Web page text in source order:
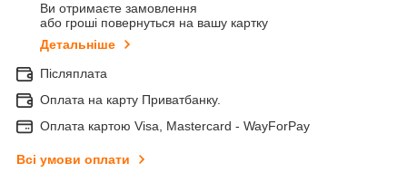
Ви отримаєте замовлення
або гроші повернуться на вашу картку
Детальніше
Післяплата
Оплата на карту Приватбанку.
Оплата картою Visa, Mastercard - WayForPay
Всі умови оплати